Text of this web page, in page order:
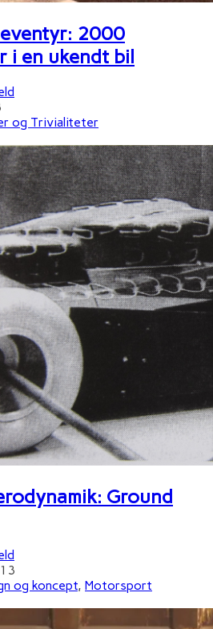
2000
i en ukendt bil
og Trivialiteter
Ground
og koncept, Motorsport